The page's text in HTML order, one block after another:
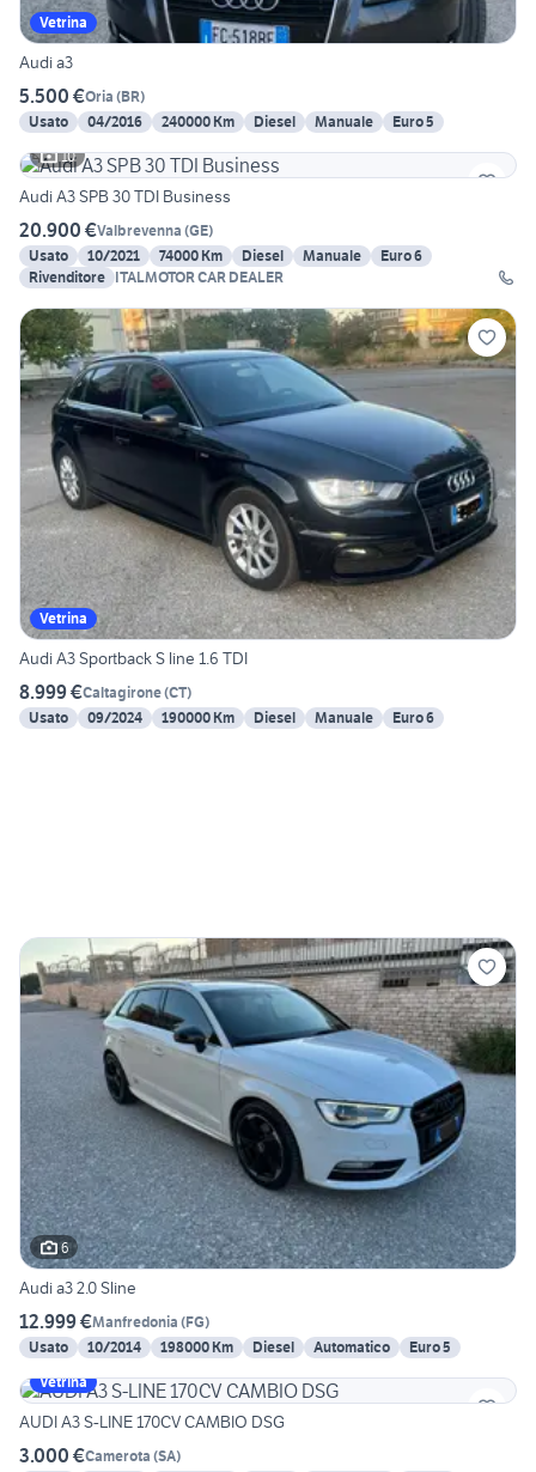
Vetrina
Audi a3
5.500 €Oria (BR)
Usato
04/2016 240000 Km Diesel Manuale
Euro 5
10
Audi A3 SPB 30 TDI Business
20.900 €Valbrevenna (GE)
Usato
10/2021 74000 Km Diesel Manuale
Euro 6
Rivenditore ITALMOTOR CAR DEALER
Vetrina
Audi A3 Sportback S line 1.6 TDI
8.999 €Caltagirone(CT)
Usato
09/2024 190000 Km Diesel Manuale Euro 6
6
Audi a3 2.0 Sline
12.999 €Manfredonia (FG)
Usato
10/2014 198000 Km Diesel Automatico
Euro 5
Vetrina
AUDI A3 S-LINE 170CV CAMBIO DSG
3.000 €Camerota (SA)